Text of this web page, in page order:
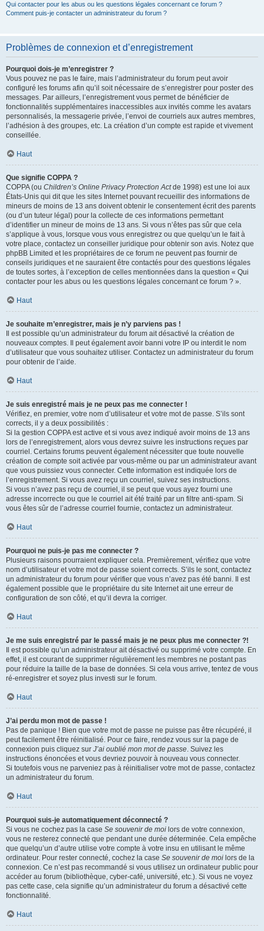
Qui contacter pour les abus ou les questions légales concernant ce forum ?
Comment puis-je contacter un administrateur du forum ?
Problèmes de connexion et d’enregistrement
Pourquoi dois-je m’enregistrer ?
Vous pouvez ne pas le faire, mais l’administrateur du forum peut avoir
configuré les forums afin qu’il soit nécessaire de s’enregistrer pour poster des
messages. Par ailleurs, l’enregistrement vous permet de bénéficier de
fonctionnalités supplémentaires inaccessibles aux invités comme les avatars
personnalisés, la messagerie privée, l’envoi de courriels aux autres membres,
l’adhésion à des groupes, etc. La création d’un compte est rapide et vivement
conseillée.
Haut
Que signifie COPPA ?
COPPA (ou Children’s Online Privacy Protection Actde 1998) est une loi aux
États-Unis qui dit que les sites Internet pouvant recueillir des informations de
mineurs de moins de 13 ans doivent obtenir le consentement écrit des parents
(ou d’un tuteur légal) pour la collecte de ces informations permettant
d’identifier un mineur de moins de 13 ans. Si vous n’êtes pas sûr que cela
s’applique à vous, lorsque vous vous enregistrez ou que quelqu’un le fait à
votre place, contactez un conseiller juridique pour obtenir son avis. Notez que
phpBB Limited et les propriétaires de ce forum ne peuvent pas fournir de
conseils juridiques et ne sauraient être contactés pour des questions légales
de toutes sortes, à l’exception de celles mentionnées dans la question « Qui
contacter pour les abus ou les questions légales concernant ce forum ? ».
Haut
Je souhaite m’enregistrer, mais je n’y parviens pas !
Il est possible qu’un administrateur du forum ait désactivé la création de
nouveaux comptes. Il peut également avoir banni votre IP ou interdit le nom
d’utilisateur que vous souhaitez utiliser. Contactez un administrateur du forum
pour obtenir de l’aide.
Haut
Je suis enregistré mais je ne peux pas me connecter !
Vérifiez, en premier, votre nom d’utilisateur et votre mot de passe. S’ils sont
corrects, il y a deux possibilités :
Si la gestion COPPA est active et si vous avez indiqué avoir moins de 13 ans
lors de l’enregistrement, alors vous devrez suivre les instructions reçues par
courriel. Certains forums peuvent également nécessiter que toute nouvelle
création de compte soit activée par vous-même ou par un administrateur avant
que vous puissiez vous connecter. Cette information est indiquée lors de
l’enregistrement. Si vous avez reçu un courriel, suivez ses instructions.
Si vous n’avez pas reçu de courriel, il se peut que vous ayez fourni une
adresse incorrecte ou que le courriel ait été traité par un filtre anti-spam. Si
vous êtes sûr de l’adresse courriel fournie, contactez un administrateur.
Haut
Pourquoi ne puis-je pas me connecter ?
Plusieurs raisons pourraient expliquer cela. Premièrement, vérifiez que votre
nom d’utilisateur et votre mot de passe soient corrects. S’ils le sont, contactez
un administrateur du forum pour vérifier que vous n’avez pas été banni. Il est
également possible que le propriétaire du site Internet ait une erreur de
configuration de son côté, et qu’il devra la corriger.
Haut
Je me suis enregistré par le passé mais je ne peux plus me connecter ?!
Il est possible qu’un administrateur ait désactivé ou supprimé votre compte. En
effet, il est courant de supprimer régulièrement les membres ne postant pas
pour réduire la taille de la base de données. Si cela vous arrive, tentez de vous
ré-enregistrer et soyez plus investi sur le forum.
Haut
J’ai perdu mon mot de passe !
Pas de panique ! Bien que votre mot de passe ne puisse pas être récupéré, il
peut facilement être réinitialisé. Pour ce faire, rendez vous sur la page de
connexion puis cliquez sur J’ai oublié mon mot de passe. Suivez les
instructions énoncées et vous devriez pouvoir à nouveau vous connecter.
Si toutefois vous ne parveniez pas à réinitialiser votre mot de passe, contactez
un administrateur du forum.
Haut
Pourquoi suis-je automatiquement déconnecté ?
Si vous ne cochez pas la case Se souvenir de moi lors de votre connexion,
vous ne resterez connecté que pendant une durée déterminée. Cela empêche
que quelqu’un d’autre utilise votre compte à votre insu en utilisant le même
ordinateur. Pour rester connecté, cochez la case Se souvenir de moi lors de la
connexion. Ce n’est pas recommandé si vous utilisez un ordinateur public pour
accéder au forum (bibliothèque, cyber-café, université, etc.). Si vous ne voyez
pas cette case, cela signifie qu’un administrateur du forum a désactivé cette
fonctionnalité.
Haut